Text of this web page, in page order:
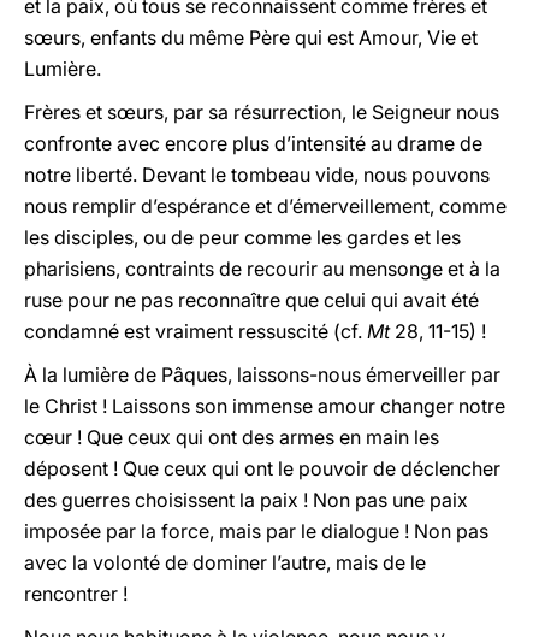
et la paix, où tous se reconnaissent comme frères et
sœurs, enfants du même Père qui est Amour, Vie et
Lumière.
Frères et sœurs, par sa résurrection, le Seigneur nous
confronte avec encore plus d’intensité au drame de
notre liberté. Devant le tombeau vide, nous pouvons
nous remplir d’espérance et d’émerveillement, comme
les disciples, ou de peur comme les gardes et les
pharisiens, contraints de recourir au mensonge et à la
ruse pour ne pas reconnaître que celui qui avait été
condamné est vraiment ressuscité (cf. Mt28, 11-15) !
À la lumière de Pâques, laissons-nous émerveiller par
le Christ ! Laissons son immense amour changer notre
cœur ! Que ceux qui ont des armes en main les
déposent ! Que ceux qui ont le pouvoir de déclencher
des guerres choisissent la paix ! Non pas une paix
imposée par la force, mais par le dialogue ! Non pas
avec la volonté de dominer l’autre, mais de le
rencontrer !